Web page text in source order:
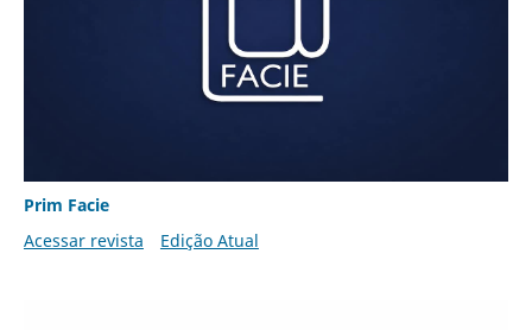
Prim Facie
Acessar revista
Edição Atual